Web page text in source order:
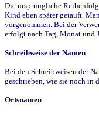
Die ursprüngliche
Kind eben später getauft.
vorgenommen. Bei der
erfolgt nach Tag, Monat und
Schreibweise der Namen
Bei den Schreibweisen der
geschrieben, wie sie noch in
Ortsnamen